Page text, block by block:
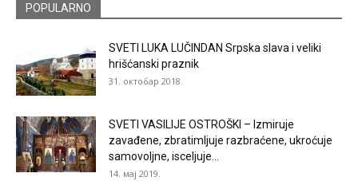
POPULARNO
SVETI LUKA LUČINDAN Srpska slava i veliki
hrišćanski praznik
31. октобар 2018.
SVETI VASILIJE OSTROŠKI – Izmiruje
zavađene, zbratimljuje razbraćene, ukroćuje
samovoljne, isceljuje...
14. мај 2019.